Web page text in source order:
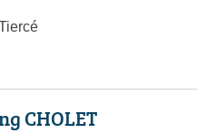
CHOLET